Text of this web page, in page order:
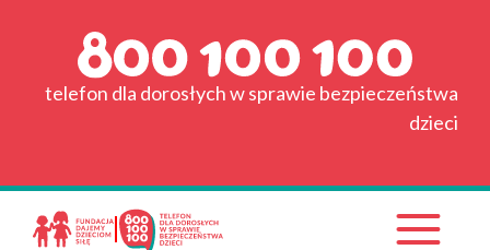
telefon dla dorosłych w sprawie bezpieczeństwa
dzieci
Strona główna
Pytania i odpowiedzi
Materiały do pobrania